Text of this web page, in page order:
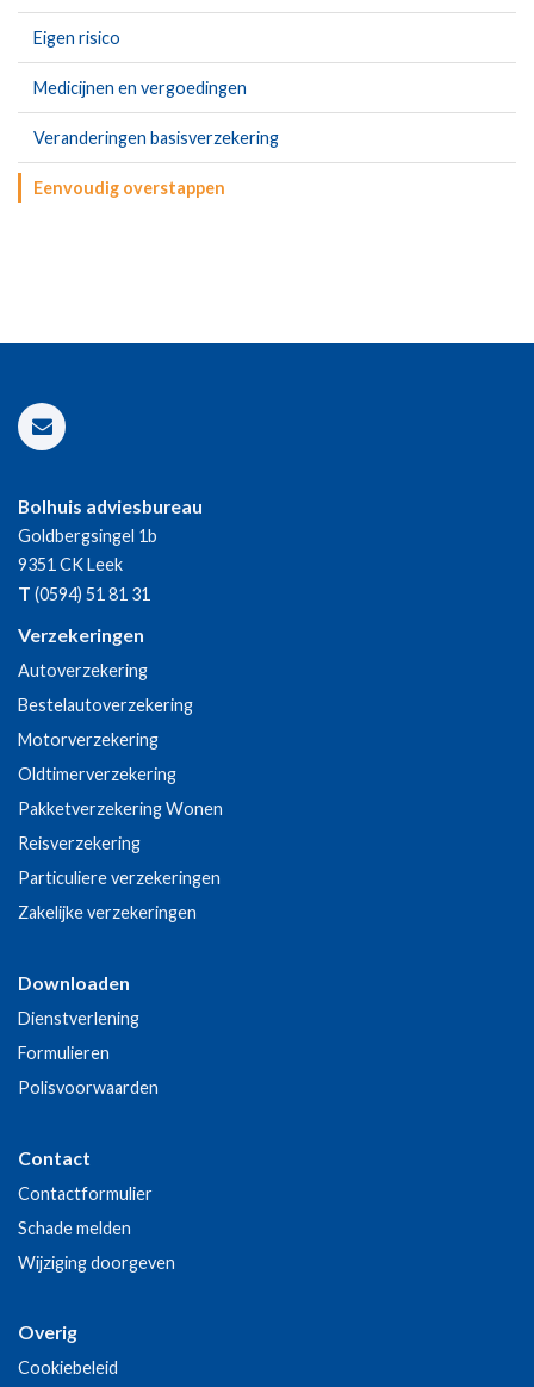
Eigen risico
Medicijnen en vergoedingen
Veranderingen basisverzekering
Eenvoudig overstappen
Bolhuis adviesbureau
Goldbergsingel 1b
9351 CKLeek
T (0594) 51 81 31
Verzekeringen
Autoverzekering
Bestelautoverzekering
Motorverzekering
Oldtimerverzekering
Pakketverzekering Wonen
Reisverzekering
Particuliere verzekeringen
Zakelijke verzekeringen
Downloaden
Dienstverlening
Formulieren
Polisvoorwaarden
Contact
Contactformulier
Schade melden
Wijziging doorgeven
Overig
Cookiebeleid